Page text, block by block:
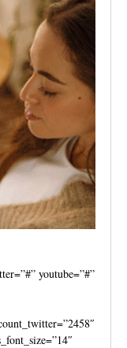
youtube=”#”